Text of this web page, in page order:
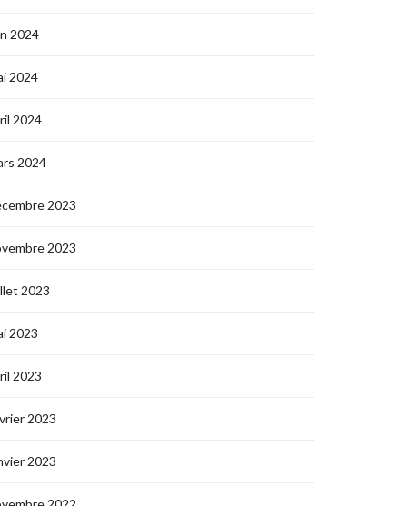
2024
2024
2024
2024
2023
2023
2023
2023
2023
2023
2023